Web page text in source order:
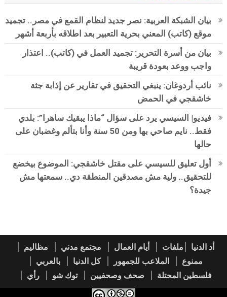
بيان الشبكة العربية: نصر جديد لنظام القمع في مصر.. تجميد
موقع (كاتب) المعني بحرية التعبير بعد اطلاقه بأربعة أشهر
بيان من أسرة التحرير: تجميد العمل في (كاتب).. اعتذار
واجب ووعد بعودة قريبة
نائب أردوغان: ينبغي التحقيق في تقارير عن إذابة جثة
خاشقجي في الحمض
فيديو| السيسي يرد على سؤال “ماذا يبقيك ساهرا”: بلدي
فقط.. نايم صاحي بها ومن 50 سنة وأنا بتألم وغضبان على
حالها
أول تعليق للسيسي على مقتل خاشقجي: الموضوع بيخضع
للتحقيق.. ولية مش مصدقين المنطقة دي.. سمعتها مش
جيدة؟
أد الدنيا ملفات أيام العمال مجتمع مدني
مظاليم
ممنوع
الملاعب للجمهور كل الدنيا
بالعربي
فلسطين المحتلة
صحف وصحفيين توك شو رأي